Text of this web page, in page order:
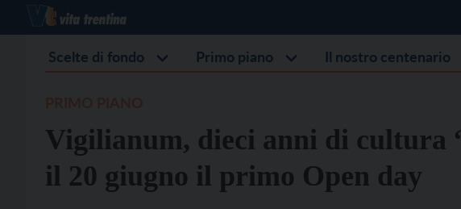
Scelte di fondo Primo piano Il nostro centenario
Vigilianum, dieci anni di cultura
il 20 giugno il primo Open day